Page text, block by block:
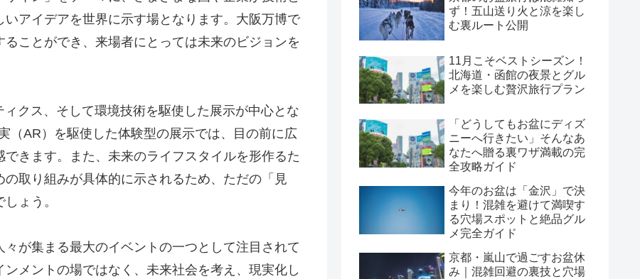
アイデアを世界に示す場となります。大阪万博で
ことができ、来場者にとっては未来のビジョンを
クス、そして環境技術を駆使した展示が中心とな
（AR）を駆使した体験型の展示では、目の前に広
きます。また、未来のライフスタイルを形作るた
取り組みが具体的に示されるため、ただの「見
ょう。
が集まる最大のイベントの一つとして注目されて
メントの場ではなく、未来社会を考え、現実化し
ず！五山送り火と涼を楽し
む裏ルート公開
11月こそベストシーズン！
北海道・函館の夜景とグル
メを楽しむ贅沢旅行プラン
「どうしてもお盆にディズ
ニーへ行きたい」そんなあ
なたへ贈る裏ワザ満載の完
全攻略ガイド
今年のお盆は「金沢」で決
まり！混雑を避けて満喫す
る穴場スポットと絶品グル
メ完全ガイド
京都・嵐山で過ごすお盆休
み｜混雑回避の裏技と穴場